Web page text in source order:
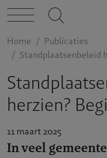
Home
Publicaties
Standplaatsenbeleid
herzien?
11 maart 2025
In veel